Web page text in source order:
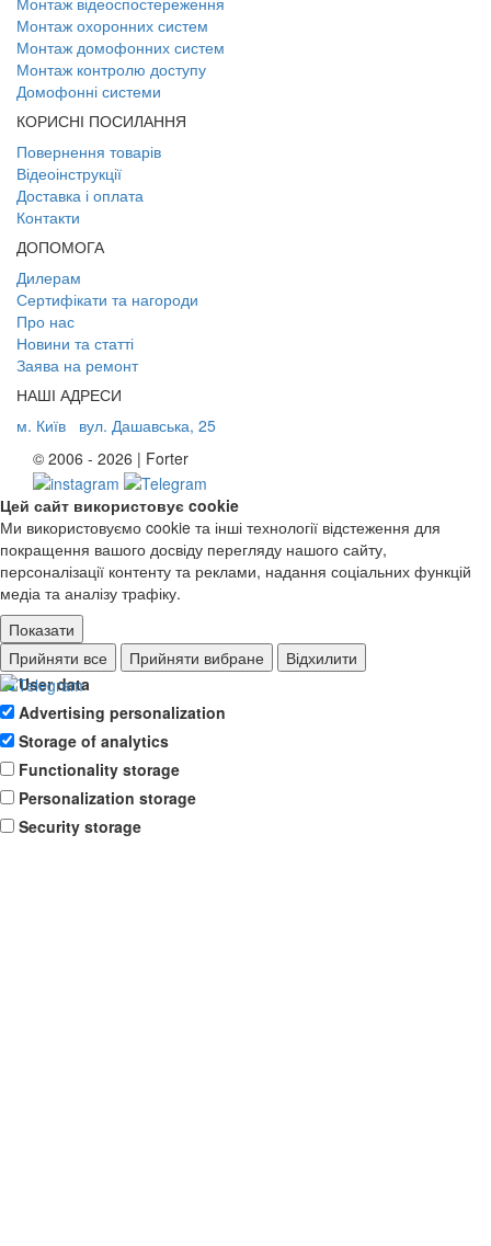
Монтаж охоронних систем
Монтаж домофонних систем
Монтаж контролю доступу
Домофонні системи
КОРИСНІ ПОСИЛАННЯ
Повернення товарів
Відеоінструкції
Доставка і оплата
Контакти
ДОПОМОГА
Дилерам
Сертифікати та нагороди
Про нас
Новини та статті
Заява на ремонт
НАШІ АДРЕСИ
м. Київ
вул. Дашавська, 25
© 2006 - 2026 | Forter
Цей сайт використовує cookie
Ми використовуємо cookie та інші технології відстеження для
покращення вашого досвіду перегляду нашого сайту,
персоналізації контенту та реклами, надання соціальних функцій
медіа та аналізу трафіку.
Показати
Ad storage
User data
Advertising personalization
Storage of analytics
Functionality storage
Personalization storage
Security storage
Прийняти все Прийняти вибране Відхилити